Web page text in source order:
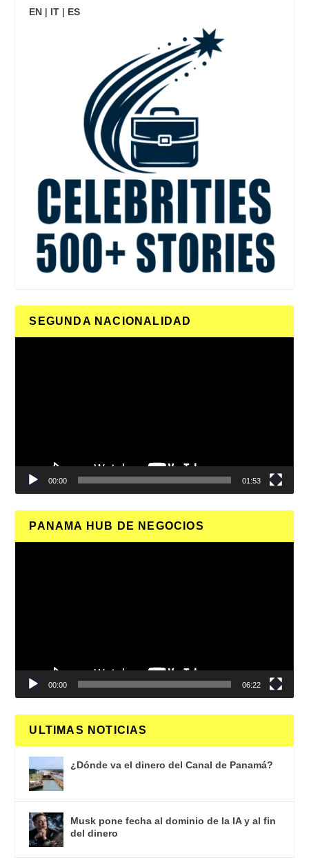
EN | IT | ES
SEGUNDA NACIONALIDAD
00:00 01:53
PANAMA HUB DE NEGOCIOS
00:00 06:22
ULTIMAS NOTICIAS
¿Dónde va el dinero del Canal de Panamá?
Musk pone fecha al dominio de la IA y al fin
del dinero